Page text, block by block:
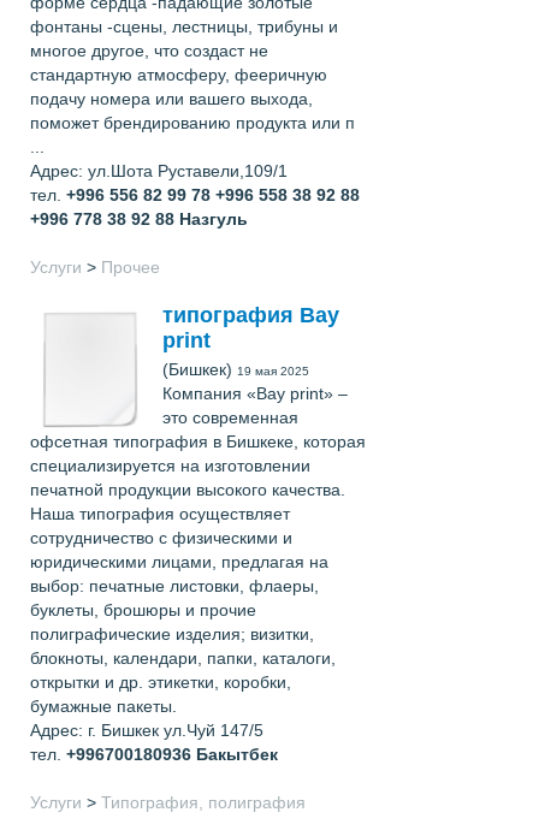
фонтаны -сцены, лестницы, трибуны и
многое другое, что создаст не
стандартную атмосферу, фееричную
подачу номера или вашего выхода,
поможет брендированию продукта или п
Адрес: ул.Шота Руставели,109/1
тел. +996 556 82 99 78 +996 558 38 92 88
+996 778 38 92 88 Назгуль
Услуги > Прочее
типография Bay
print
(Бишкек) 19 мая 2025
Компания «Bay print» –
это современная
офсетная типография в Бишкеке, которая
специализируется на изготовлении
печатной продукции высокого качества.
Наша типография осуществляет
сотрудничество с физическими и
юридическими лицами, предлагая на
выбор: печатные листовки, флаеры,
буклеты, брошюры и прочие
полиграфические изделия; визитки,
блокноты, календари, папки, каталоги,
открытки и др. этикетки, коробки,
бумажные пакеты.
Адрес: г. Бишкек ул.Чуй 147/5
тел. +996700180936 Бакытбек
Услуги > Типография, полиграфия